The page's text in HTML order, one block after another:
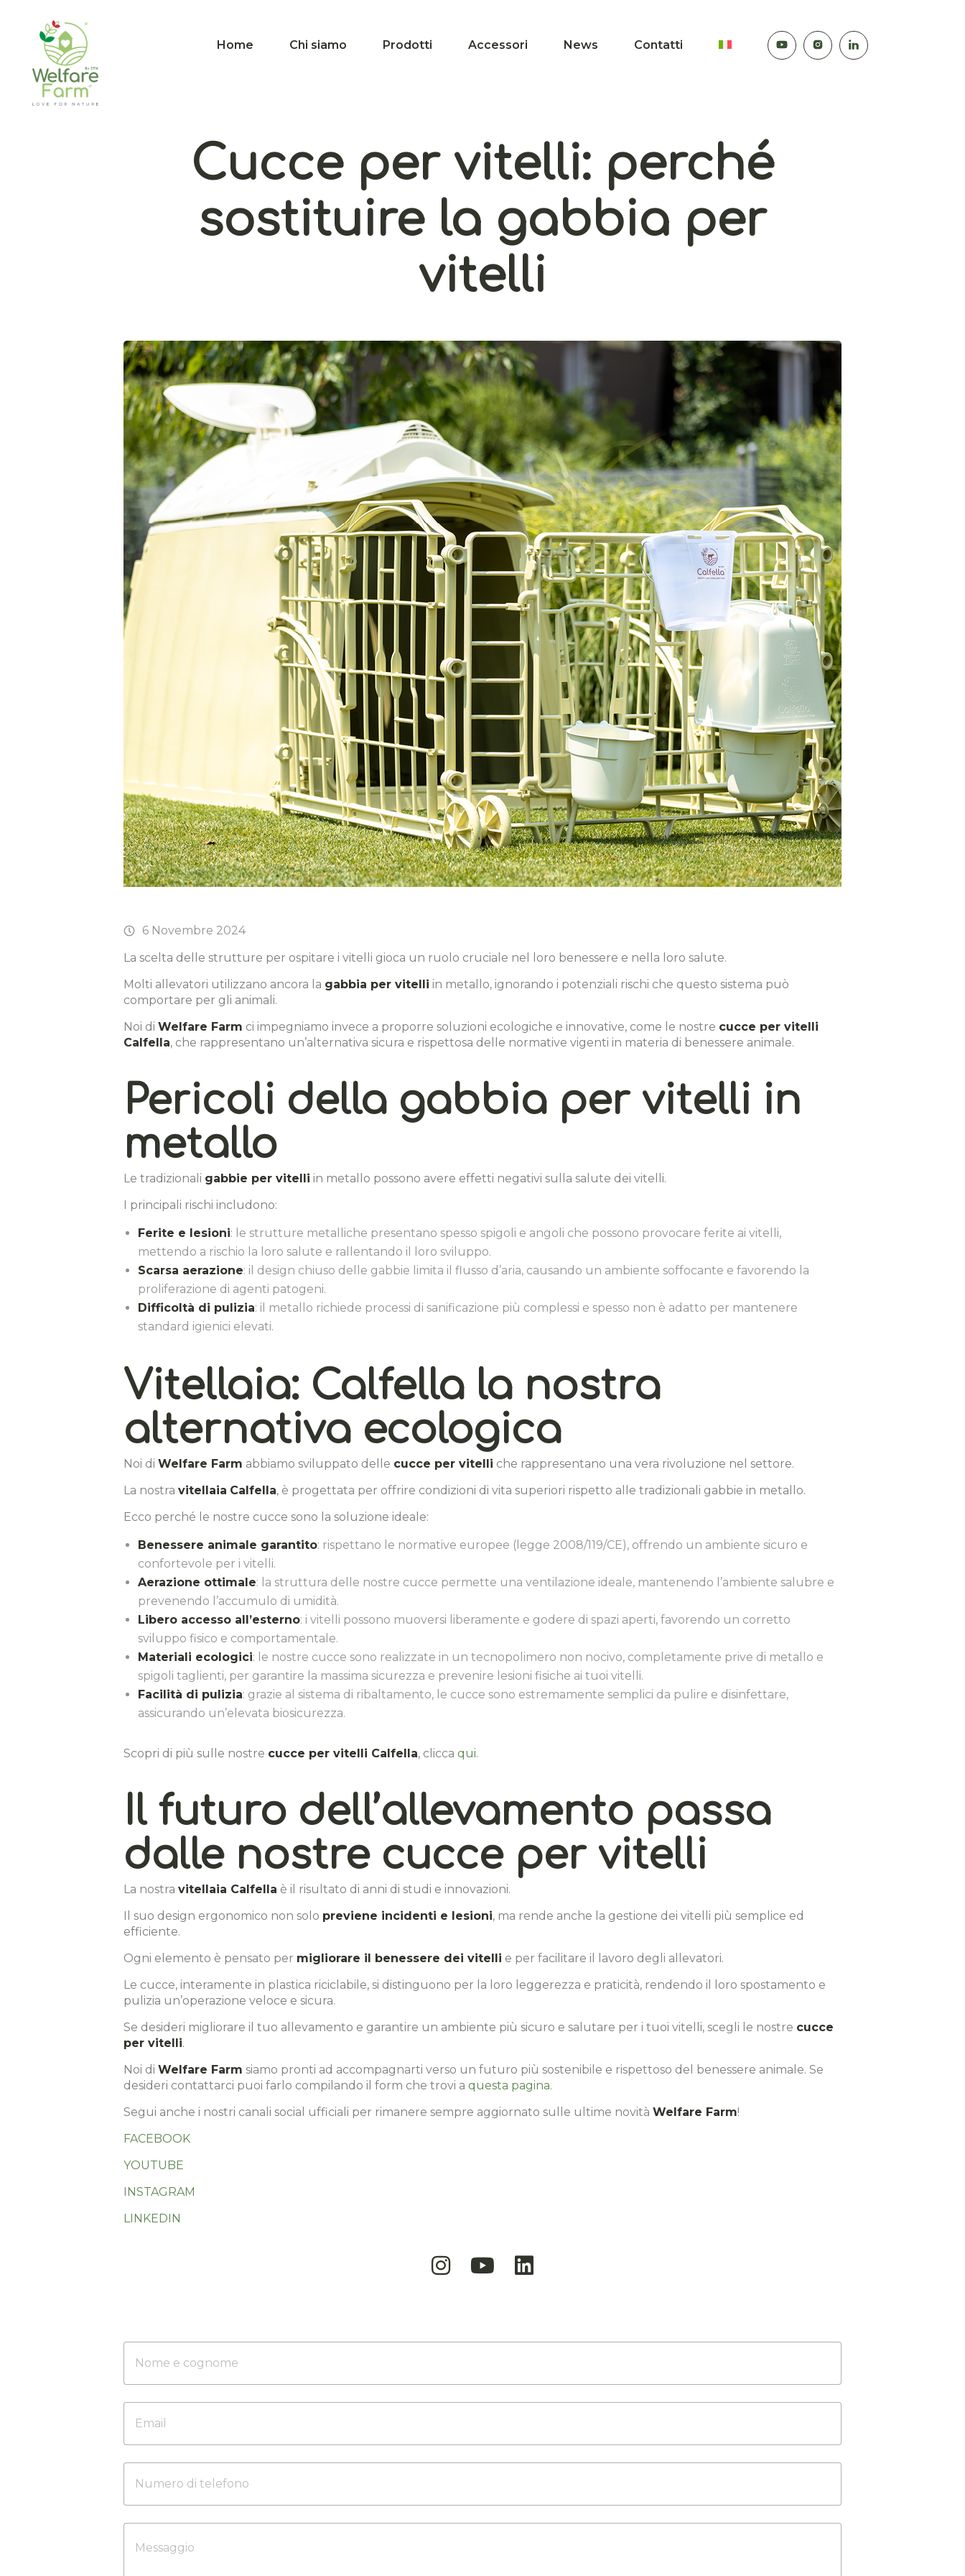
Home Chi siamo Prodotti Accessori News Contatti
Cucce per vitelli: perché
sostituire la gabbia per
vitelli
6 Novembre 2024
La scelta delle strutture per ospitare i vitelli gioca un ruolo cruciale nel loro benessere e nella loro salute.
Molti allevatori utilizzano ancora la gabbia per vitelli in metallo, ignorando i potenziali rischi che questo sistema può
comportare per gli animali.
Noi di Welfare Farm ci impegniamo invece a proporre soluzioni ecologiche e innovative, come le nostre cucce per vitelli
Calfella, che rappresentano un’alternativa sicura e rispettosa delle normative vigenti in materia di benessere animale.
Pericoli della gabbia per vitelli in
metallo
Le tradizionali gabbie per vitelli in metallo possono avere effetti negativi sulla salute dei vitelli.
I principali rischi includono:
Ferite e lesioni: le strutture metalliche presentano spesso spigoli e angoli che possono provocare ferite ai vitelli,
mettendo a rischio la loro salute e rallentando il loro sviluppo.
Scarsa aerazione: il design chiuso delle gabbie limita il flusso d’aria, causando un ambiente soffocante e favorendo la
proliferazione di agenti patogeni.
Difficoltà di pulizia: il metallo richiede processi di sanificazione più complessi e spesso non è adatto per mantenere
standard igienici elevati.
Vitellaia: Calfella la nostra
alternativa ecologica
Noi di Welfare Farm abbiamo sviluppato delle cucce per vitelli che rappresentano una vera rivoluzione nel settore.
La nostra vitellaia Calfella, è progettata per offrire condizioni di vita superiori rispetto alle tradizionali gabbie in metallo.
Ecco perché le nostre cucce sono la soluzione ideale:
Benessere animale garantito: rispettano le normative europee (legge 2008/119/CE), offrendo un ambiente sicuro e
confortevole per i vitelli.
Aerazione ottimale: la struttura delle nostre cucce permette una ventilazione ideale, mantenendo l’ambiente salubre e
prevenendo l’accumulo di umidità.
Libero accesso all’esterno: i vitelli possono muoversi liberamente e godere di spazi aperti, favorendo un corretto
sviluppo fisico e comportamentale.
Materiali ecologici: le nostre cucce sono realizzate in un tecnopolimero non nocivo, completamente prive di metallo e
spigoli taglienti, per garantire la massima sicurezza e prevenire lesioni fisiche ai tuoi vitelli.
Facilità di pulizia: grazie al sistema di ribaltamento, le cucce sono estremamente semplici da pulire e disinfettare,
assicurando un’elevata biosicurezza.
Scopri di più sulle nostre cucce per vitelli Calfella, clicca qui.
Il futuro dell’allevamento passa
dalle nostre cucce per vitelli
La nostra vitellaia Calfella è il risultato di anni di studi e innovazioni.
Il suo design ergonomico non solo previene incidenti e lesioni, ma rende anche la gestione dei vitelli più semplice ed
efficiente.
Ogni elemento è pensato per migliorare il benessere dei vitelli e per facilitare il lavoro degli allevatori.
Le cucce, interamente in plastica riciclabile, si distinguono per la loro leggerezza e praticità, rendendo il loro spostamento e
pulizia un’operazione veloce e sicura.
Se desideri migliorare il tuo allevamento e garantire un ambiente più sicuro e salutare per i tuoi vitelli, scegli le nostre cucce
per vitelli.
Noi di Welfare Farm siamo pronti ad accompagnarti verso un futuro più sostenibile e rispettoso del benessere animale. Se
desideri contattarci puoi farlo compilando il form che trovi a questa pagina.
Segui anche i nostri canali social ufficiali per rimanere sempre aggiornato sulle ultime novità Welfare Farm!
FACEBOOK
YOUTUBE
INSTAGRAM
LINKEDIN